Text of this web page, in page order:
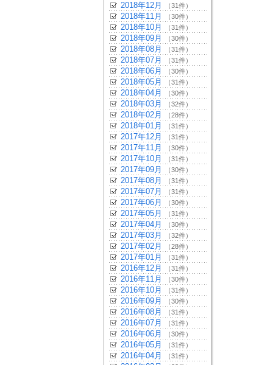
2018年12月 （31件）
2018年11月 （30件）
2018年10月 （31件）
2018年09月 （30件）
2018年08月 （31件）
2018年07月 （31件）
2018年06月 （30件）
2018年05月 （31件）
2018年04月 （30件）
2018年03月 （32件）
2018年02月 （28件）
2018年01月 （31件）
2017年12月 （31件）
2017年11月 （30件）
2017年10月 （31件）
2017年09月 （30件）
2017年08月 （31件）
2017年07月 （31件）
2017年06月 （30件）
2017年05月 （31件）
2017年04月 （30件）
2017年03月 （32件）
2017年02月 （28件）
2017年01月 （31件）
2016年12月 （31件）
2016年11月 （30件）
2016年10月 （31件）
2016年09月 （30件）
2016年08月 （31件）
2016年07月 （31件）
2016年06月 （30件）
2016年05月 （31件）
2016年04月 （31件）